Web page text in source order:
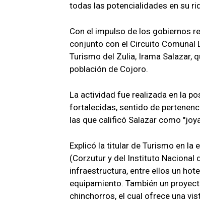
todas las potencialidades en su
Con el impulso de los gobiernos
conjunto con el Circuito Comunal
Turismo del Zulia, Irama Salazar,
población de Cojoro.
La actividad fue realizada en la
fortalecidas, sentido de
las que calificó Salazar como
Explicó la titular de Turismo en la
(Corzutur y del Instituto Nacional
infraestructura, entre ellos un
equipamiento. También un
chinchorros, el cual ofrece una